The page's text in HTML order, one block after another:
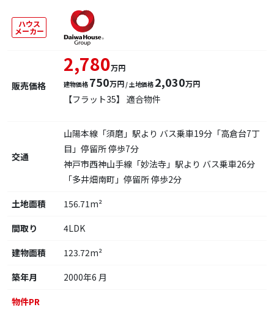
ハウス
メーカー
販売価格
2,780万円
建物価格 750万円/ 土地価格 2,030万円
【フラット35】 適合物件
交通
山陽本線「須磨」駅より バス乗車19分「高倉台7丁
目」停留所 停歩7分
神戸市西神山手線「妙法寺」駅より バス乗車26分
「多井畑南町」停留所 停歩2分
土地面積
156.71m²
間取り
4LDK
建物面積
123.72m²
築年月
2000年6 月
物件PR